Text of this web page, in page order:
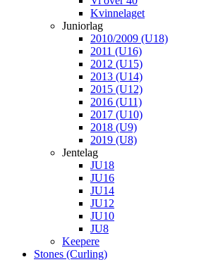
Kvinnelaget
Juniorlag
2010/2009 (U18)
2011 (U16)
2012 (U15)
2013 (U14)
2015 (U12)
2016 (U11)
2017 (U10)
2018 (U9)
2019 (U8)
Jentelag
JU18
JU16
JU14
JU12
JU10
JU8
Keepere
Stones (Curling)